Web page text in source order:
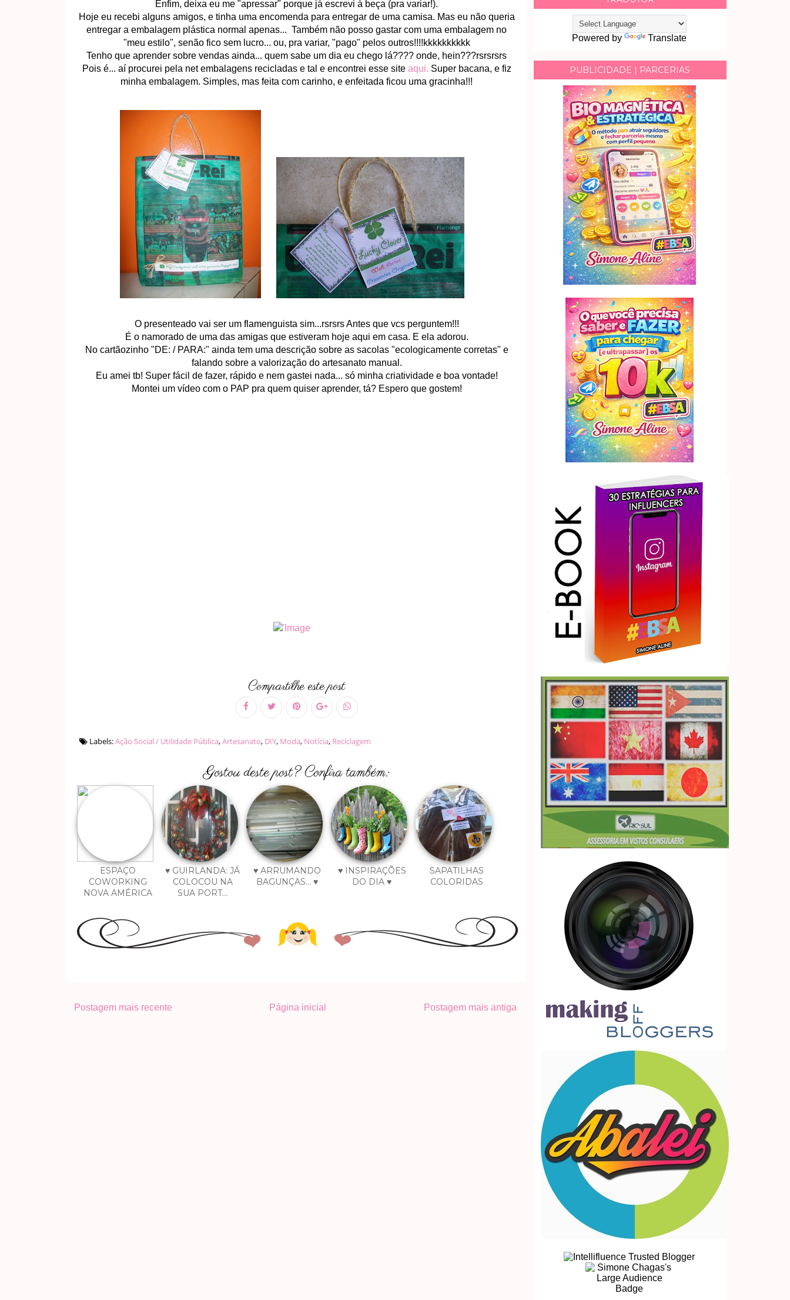
Enfim, deixa eu me "apressar" porque já escrevi à beça (pra variar!).
Hoje eu recebi alguns amigos, e tinha uma encomenda para entregar de uma camisa. Mas eu não queria
entregar a embalagem plástica normal apenas... Também não posso gastar com uma embalagem no
"meu estilo", senão fico sem lucro... ou, pra variar, "pago" pelos outros!!!!kkkkkkkkkk
Tenho que aprender sobre vendas ainda... quem sabe um dia eu chego lá???? onde, hein???rsrsrsrs
Pois é... aí procurei pela net embalagens recicladas e tal e encontrei esse site aqui. Super bacana, e fiz
minha embalagem. Simples, mas feita com carinho, e enfeitada ficou uma gracinha!!!
O presenteado vai ser um flamenguista sim...rsrsrs Antes que vcs perguntem!!!
É o namorado de uma das amigas que estiveram hoje aqui em casa. E ela adorou.
No cartãozinho "DE: / PARA:" ainda tem uma descrição sobre as sacolas "ecologicamente corretas" e
falando sobre a valorização do artesanato manual.
Eu amei tb! Super fácil de fazer, rápido e nem gastei nada... só minha criatividade e boa vontade!
Montei um vídeo com o PAP pra quem quiser aprender, tá? Espero que gostem!
Compartilhe este post
Labels:Ação Social / Utilidade Pública,Artesanato, DIY, Moda, Notícia, Reciclagem
Gostou deste post? Confira também:
ESPAÇO
COWORKING
NOVA AMÉRICA
♥ GUIRLANDA: JÁ
COLOCOU NA
SUA PORT...
♥ ARRUMANDO
BAGUNÇAS... ♥
♥ INSPIRAÇÕES
DO DIA ♥
SAPATILHAS
COLORIDAS
Postagem mais recente Postagem mais antiga
Página inicial
Powered by Translate
PUBLICIDADE | PARCERIAS